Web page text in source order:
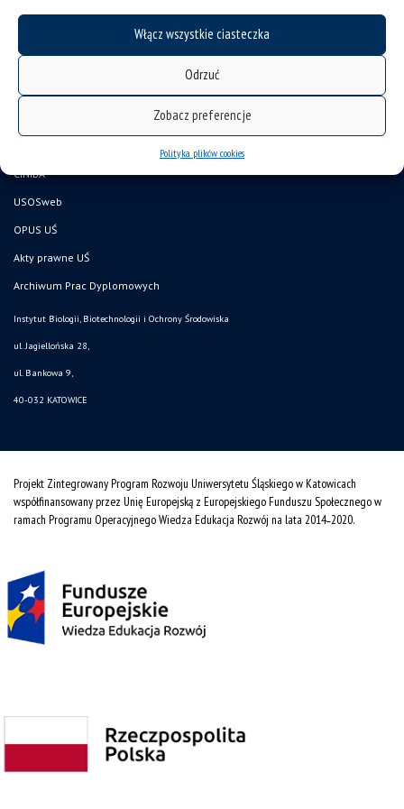
Włącz wszystkie ciasteczka
Odrzuć
Zobacz preferencje
Polityka plików cookies
Wydział Nauk Przyrodniczych
Pracownik UŚ
CINIBA
USOSweb
OPUS UŚ
Akty prawne UŚ
Archiwum Prac Dyplomowych
Instytut Biologii, Biotechnologii i Ochrony Środowiska
ul. Jagiellońska 28,
ul. Bankowa 9,
40-032 KATOWICE
Projekt Zintegrowany Program Rozwoju Uniwersytetu Śląskiego w Katowicach
współfinansowany przez Unię Europejską z Europejskiego Funduszu Społecznego w
ramach Programu Operacyjnego Wiedza Edukacja Rozwój na lata 2014˗2020.